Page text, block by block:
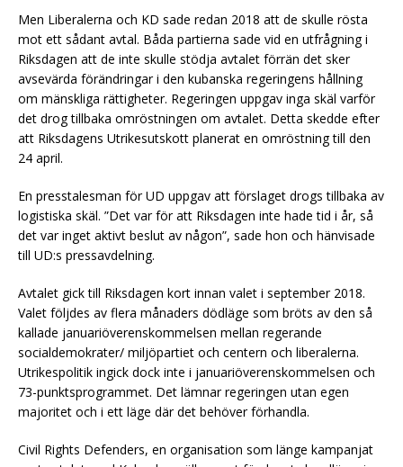
Men Liberalerna och KD sade redan 2018 att de skulle rösta
mot ett sådant avtal. Båda partierna sade vid en utfrågning i
Riksdagen att de inte skulle stödja avtalet förrän det sker
avsevärda förändringar i den kubanska regeringens hållning
om mänskliga rättigheter. Regeringen uppgav inga skäl varför
det drog tillbaka omröstningen om avtalet. Detta skedde efter
att Riksdagens Utrikesutskott planerat en omröstning till den
24 april.
En presstalesman för UD uppgav att förslaget drogs tillbaka av
logistiska skäl. ”Det var för att Riksdagen inte hade tid i år, så
det var inget aktivt beslut av någon”, sade hon och hänvisade
till UD:s pressavdelning.
Avtalet gick till Riksdagen kort innan valet i september 2018.
Valet följdes av flera månaders dödläge som bröts av den så
kallade januariöverenskommelsen mellan regerande
socialdemokrater/ miljöpartiet och centern och liberalerna.
Utrikespolitik ingick dock inte i januariöverenskommelsen och
73-punktsprogrammet. Det lämnar regeringen utan egen
majoritet och i ett läge där det behöver förhandla.
Civil Rights Defenders, en organisation som länge kampanjat